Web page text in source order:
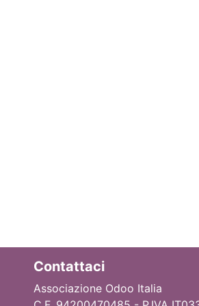
Contattaci
Associazione Odoo Italia